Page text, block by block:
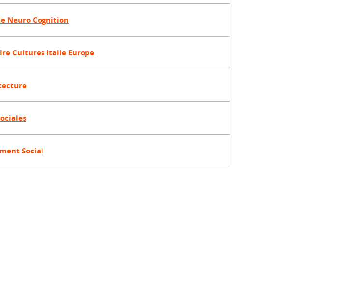
Neuro Cognition
Cultures Italie Europe
Social